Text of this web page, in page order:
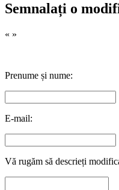
Semnalați o
« »
Prenume și nume:
E-mail:
Vă rugăm să descrieți